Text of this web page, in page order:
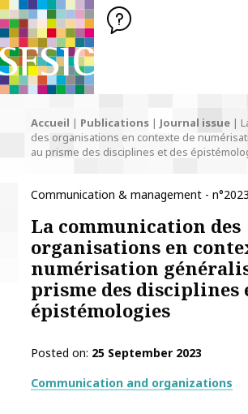
SFSIC Société Française des Sciences
Société Française
Accueil | Publications | Journal issue |
des organisations en contexte de
au prisme des disciplines et des
Communication & management -
La communication des
organisations en
numérisation
prisme des disciplines
épistémologies
Posted on 25 September 2023
Thématiques
Communication and organizations